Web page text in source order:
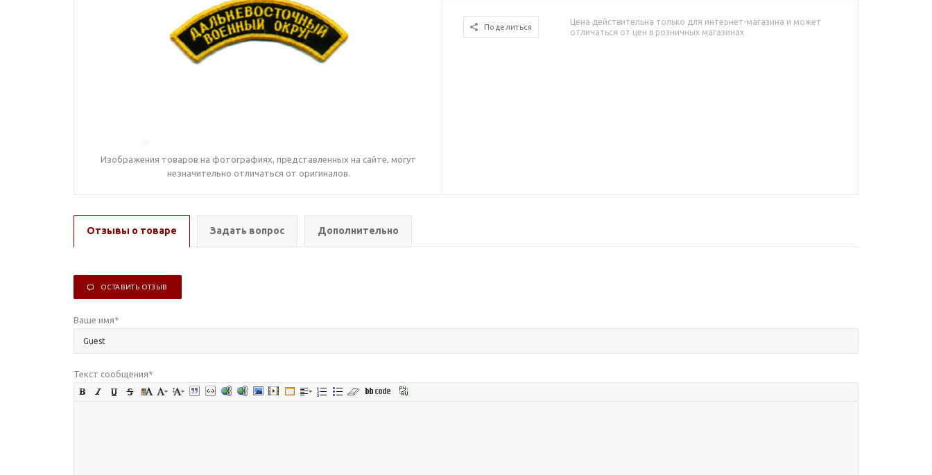
Изображения товаров на фотографиях, представленных на сайте, могут
незначительно отличаться от оригиналов.
Поделиться
Цена действительна только для интернет-магазина и может
отличаться от цен в розничных магазинах
Отзывы о товаре Задать вопрос Дополнительно
ОСТАВИТЬ ОТЗЫВ
Ваше имя*
Текст сообщения*